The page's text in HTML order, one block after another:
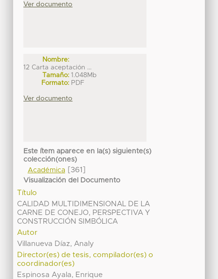
Ver documento
Nombre:
12 Carta aceptación ...
Tamaño: 1.048Mb
Formato: PDF
Ver documento
Este ítem aparece en la(s) siguiente(s)
colección(ones)
Académica[361]
Visualización del Documento
Título
CALIDAD MULTIDIMENSIONAL DE LA
CARNE DE CONEJO, PERSPECTIVA Y
CONSTRUCCIÓN SIMBÓLICA
Autor
Villanueva Díaz, Analy
Director(es) de tesis, compilador(es) o
coordinador(es)
Espinosa Ayala, Enrique